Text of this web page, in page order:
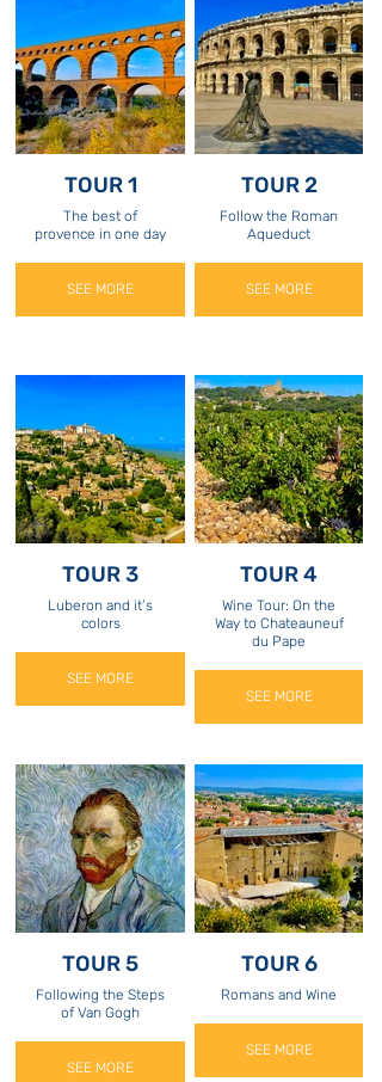
TOUR 1
The best of
provence in one day
SEE MORE
TOUR 2
Follow the Roman
Aqueduct
SEE MORE
TOUR 3
Luberon and it’s
colors
SEE MORE
TOUR 4
Wine Tour: On the
Way to Chateauneuf
du Pape
SEE MORE
TOUR 5
Following the Steps
of Van Gogh
SEE MORE
TOUR 6
Romans and Wine
SEE MORE